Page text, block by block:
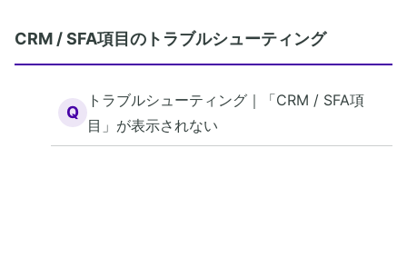
CRM / SFA項目のトラブルシューティング
Q
トラブルシューティング｜「CRM / SFA項
目」が表示されない